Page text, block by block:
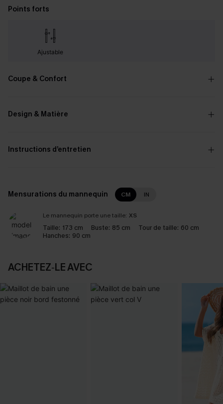
Points forts
Ajustable
Coupe & Confort
Design & Matière
Instructions d’entretien
Mensurations du mannequin CM IN
Le mannequin porte une taille: XS
Taille: 173 cm Buste: 85 cm Tour de taille: 60 cm
Hanches: 90 cm
ACHETEZ‑LE AVEC